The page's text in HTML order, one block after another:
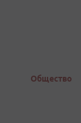
Общество